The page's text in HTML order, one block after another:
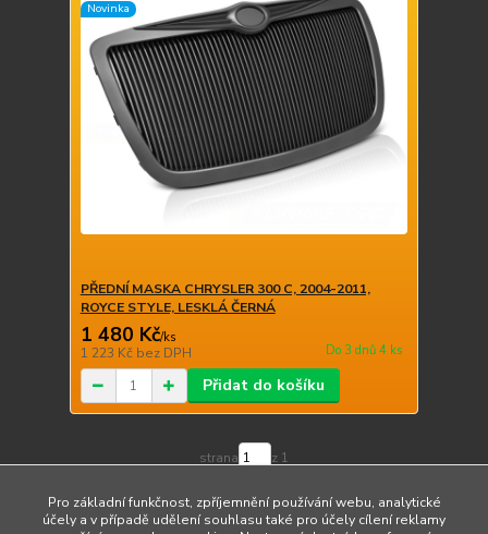
Novinka
PŘEDNÍ MASKA CHRYSLER 300 C, 2004-2011,
ROYCE STYLE, LESKLÁ ČERNÁ
1 480 Kč/ks
1 223 Kč bez DPH Do 3 dnů 4 ks
Přidat do košíku
strana z 1
Pro základní funkčnost, zpříjemnění používání webu, analytické
účely a v případě udělení souhlasu také pro účely cílení reklamy